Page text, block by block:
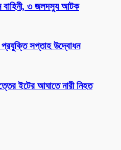
বাহিনী, ৩ জলদস্যু আটক
প্রযুক্তি সপ্তাহ উদ্বোধন
ইটের আঘাতে নারী নিহত